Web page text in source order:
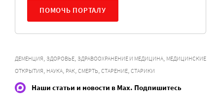
ПОМОЧЬ ПОРТАЛУ
ДЕМЕНЦИЯ ЗДОРОВЬЕ ЗДРАВООХРАНЕНИЕ И МЕДИЦИНА МЕДИЦИНСКИЕ
ОТКРЫТИЯ НАУКА РАК СМЕРТЬ СТАРЕНИЕ СТАРИКИ
Наши статьи и новости в Max. Подпишитесь